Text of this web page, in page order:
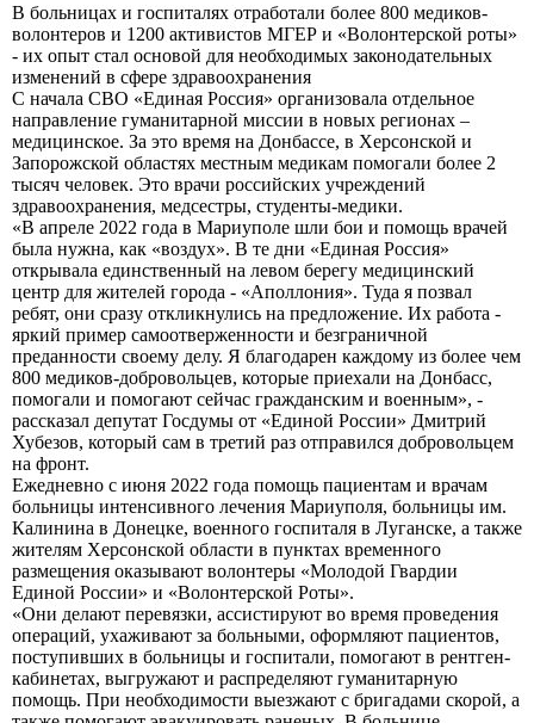
В больницах и госпиталях отработали более 800 медиков-
волонтеров и 1200 активистов МГЕР и «Волонтерской роты»
- их опыт стал основой для необходимых законодательных
изменений в сфере здравоохранения
С начала СВО «Единая Россия» организовала отдельное
направление гуманитарной миссии в новых регионах –
медицинское. За это время на Донбассе, в Херсонской и
Запорожской областях местным медикам помогали более 2
тысяч человек. Это врачи российских учреждений
здравоохранения, медсестры, студенты-медики.
«В апреле 2022 года в Мариуполе шли бои и помощь врачей
была нужна, как «воздух». В те дни «Единая Россия»
открывала единственный на левом берегу медицинский
центр для жителей города - «Аполлония». Туда я позвал
ребят, они сразу откликнулись на предложение. Их работа -
яркий пример самоотверженности и безграничной
преданности своему делу. Я благодарен каждому из более чем
800 медиков-добровольцев, которые приехали на Донбасс,
помогали и помогают сейчас гражданским и военным», -
рассказал депутат Госдумы от «Единой России» Дмитрий
Хубезов, который сам в третий раз отправился добровольцем
на фронт.
Ежедневно с июня 2022 года помощь пациентам и врачам
больницы интенсивного лечения Мариуполя, больницы им.
Калинина в Донецке, военного госпиталя в Луганске, а также
жителям Херсонской области в пунктах временного
размещения оказывают волонтеры «Молодой Гвардии
Единой России» и «Волонтерской Роты».
«Они делают перевязки, ассистируют во время проведения
операций, ухаживают за больными, оформляют пациентов,
поступивших в больницы и госпитали, помогают в рентген-
кабинетах, выгружают и распределяют гуманитарную
помощь. При необходимости выезжают с бригадами скорой, а